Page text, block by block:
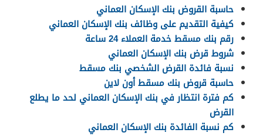
حاسبة القروض بنك الإسكان العماني
كيفية التقديم على وظائف بنك الإسكان العماني
رقم بنك مسقط خدمة العملاء 24 ساعة
شروط قرض بنك الإسكان العماني
نسبة فائدة القرض الشخصي بنك مسقط
حاسبة قروض بنك مسقط أون لاين
كم فترة انتظار في بنك الإسكان العماني لحد ما يطلع
القرض
كم نسبة الفائدة بنك الإسكان العماني